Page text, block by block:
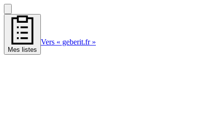
Mes listes
Vers « geberit.fr »